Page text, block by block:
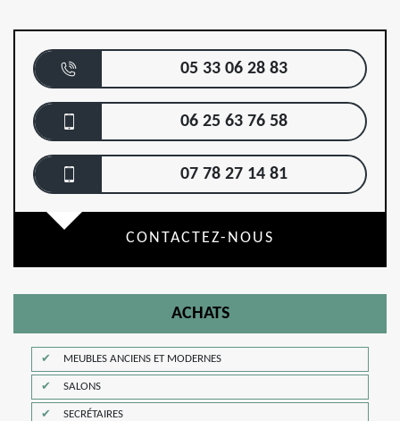
05 33 06 28 83
06 25 63 76 58
07 78 27 14 81
CONTACTEZ-NOUS
ACHATS
MEUBLES ANCIENS ET MODERNES
SALONS
SECRÉTAIRES